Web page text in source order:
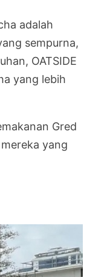
adalah
sempurna,
OATSIDE
yang lebih
Gred
yang